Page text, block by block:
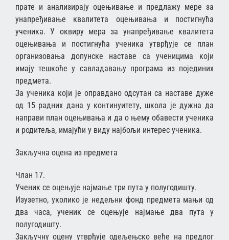
прате и анализирају оцењивање и предлажу мере за
унапређивање квалитета оцењивања и постигнућа
ученика. У оквиру мера за унапређивање квалитета
оцењивања и постигнућа ученика утврђује се план
организовања допунске наставе са ученицима који
имају тешкоће у савладавању програма из појединих
предмета.
За ученика који је оправдано одсутан са наставе дуже
од 15 радних дана у континуитету, школа је дужна да
направи план оцењивања и да о њему обавести ученика
и родитеља, имајући у виду најбољи интерес ученика.
Закључна оцена из предмета
Члан 17.
Ученик се оцењује најмање три пута у полугодишту.
Изузетно, уколико је недељни фонд предмета мањи од
два часа, ученик се оцењује најмање два пута у
полугодишту.
Закључну оцену утврђује одељењско веће на предлог